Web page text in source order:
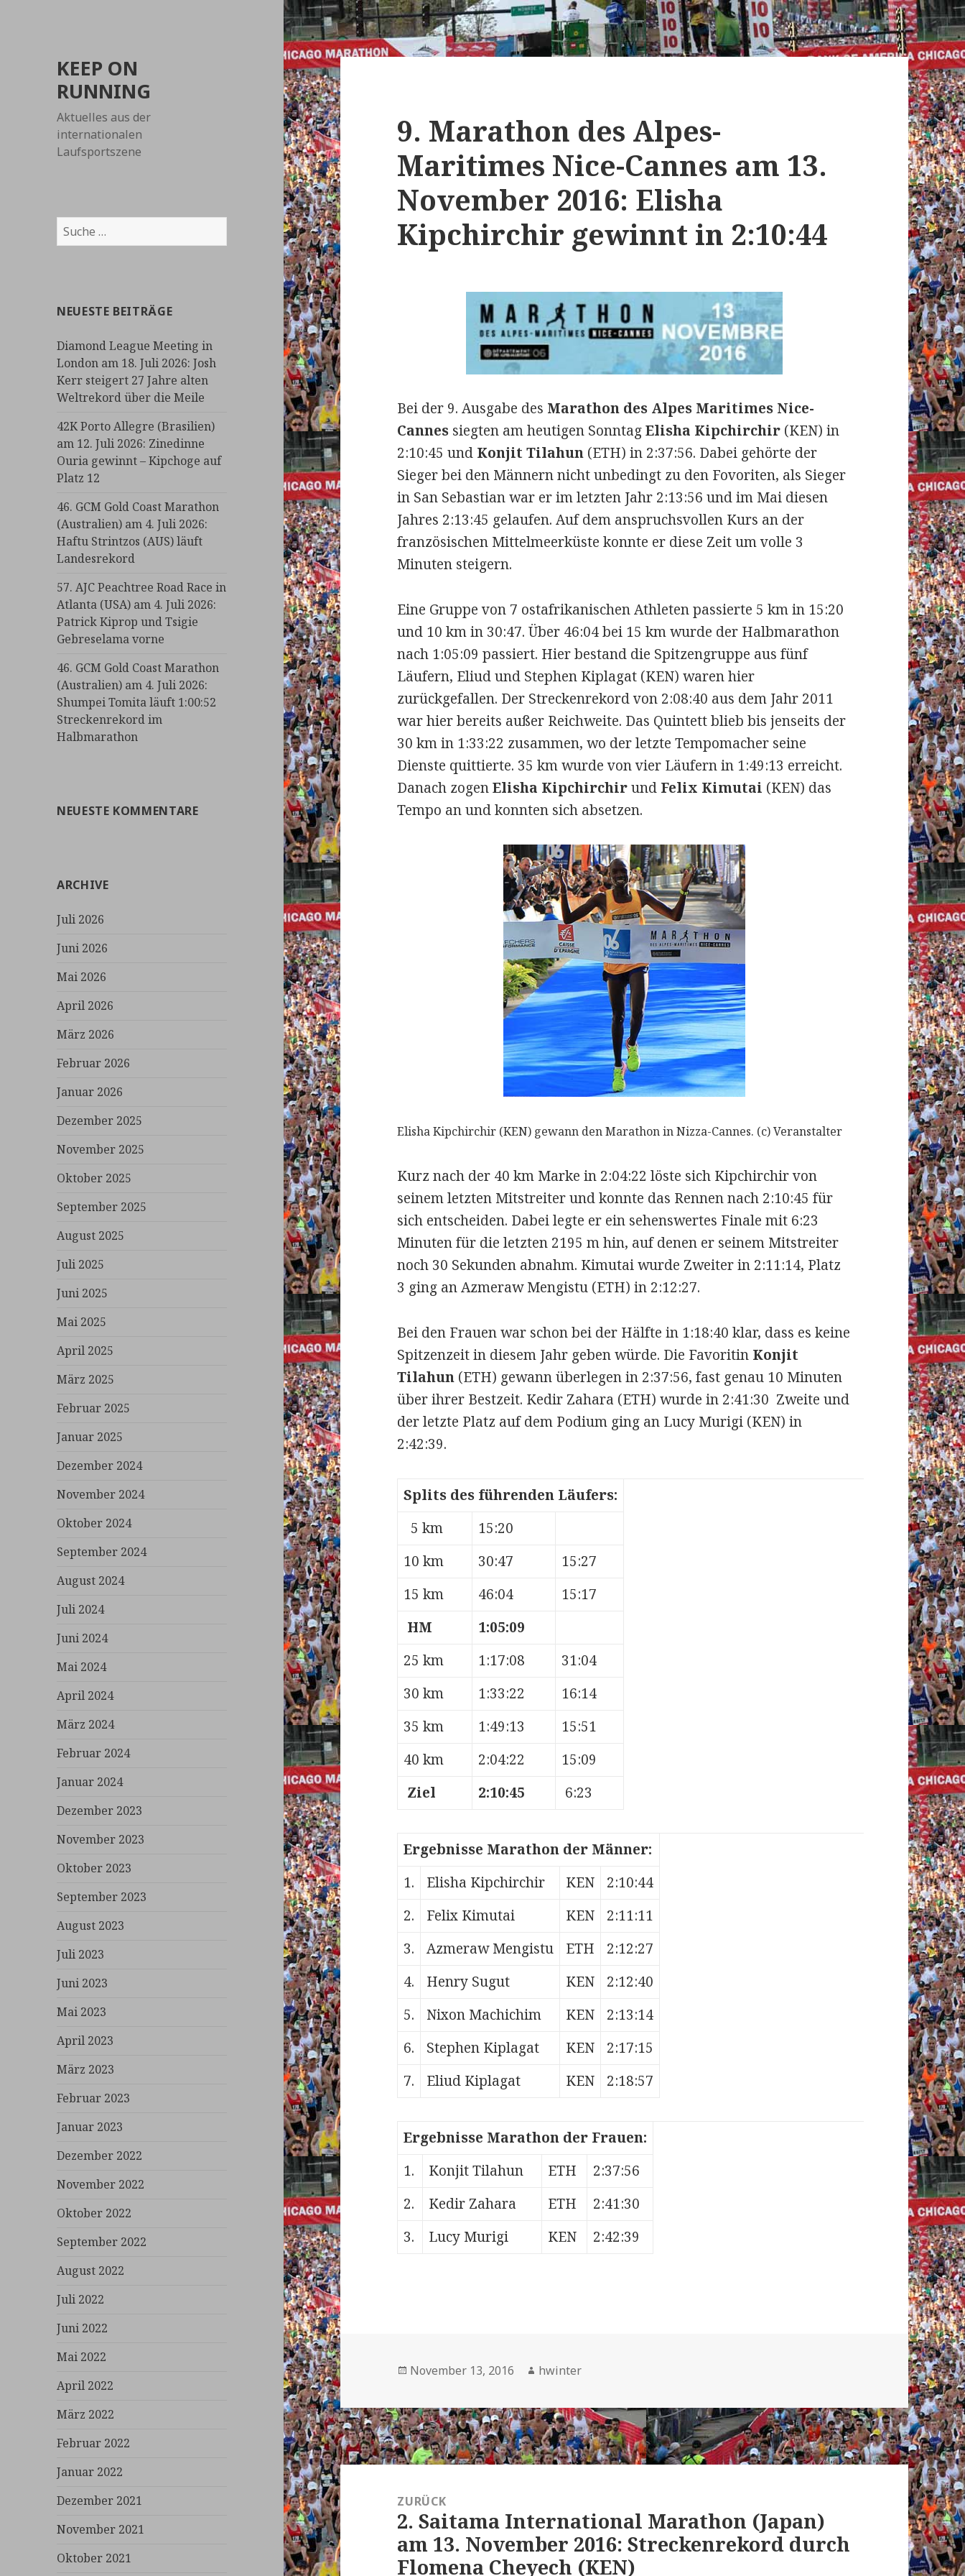
KEEP ON
RUNNING
Aktuelles aus der
internationalen
Laufsportszene
Suche
nach:
NEUESTE BEITRÄGE
Diamond League Meeting in
London am 18. Juli 2026: Josh
Kerr steigert 27 Jahre alten
Weltrekord über die Meile
42K Porto Allegre (Brasilien)
am 12. Juli 2026: Zinedinne
Ouria gewinnt – Kipchoge auf
Platz 12
46. GCM Gold Coast Marathon
(Australien) am 4. Juli 2026:
Haftu Strintzos (AUS) läuft
Landesrekord
57. AJC Peachtree Road Race in
Atlanta (USA) am 4. Juli 2026:
Patrick Kiprop und Tsigie
Gebreselama vorne
46. GCM Gold Coast Marathon
(Australien) am 4. Juli 2026:
Shumpei Tomita läuft 1:00:52
Streckenrekord im
Halbmarathon
NEUESTE KOMMENTARE
ARCHIVE
Juli 2026
Juni 2026
Mai 2026
April 2026
März 2026
Februar 2026
Januar 2026
Dezember 2025
November 2025
Oktober 2025
September 2025
August 2025
Juli 2025
Juni 2025
Mai 2025
April 2025
März 2025
Februar 2025
Januar 2025
Dezember 2024
November 2024
Oktober 2024
September 2024
August 2024
Juli 2024
Juni 2024
Mai 2024
April 2024
März 2024
Februar 2024
Januar 2024
Dezember 2023
November 2023
Oktober 2023
September 2023
August 2023
Juli 2023
Juni 2023
Mai 2023
April 2023
März 2023
Februar 2023
Januar 2023
Dezember 2022
November 2022
Oktober 2022
September 2022
August 2022
Juli 2022
Juni 2022
Mai 2022
April 2022
März 2022
Februar 2022
Januar 2022
Dezember 2021
November 2021
Oktober 2021
9. Marathon des Alpes-
Maritimes Nice-Cannes am 13.
November 2016: Elisha
Kipchirchir gewinnt in 2:10:44
Bei der 9. Ausgabe des Marathon des Alpes Maritimes Nice-
Cannes siegten am heutigen SonntagElisha Kipchirchir (KEN) in
2:10:45 und Konjit Tilahun (ETH) in 2:37:56. Dabei gehörte der
Sieger bei den Männern nicht unbedingt zu den Fovoriten, als Sieger
in San Sebastian war er im letzten Jahr 2:13:56 und im Mai diesen
Jahres 2:13:45 gelaufen. Auf dem anspruchsvollen Kurs an der
französischen Mittelmeerküste konnte er diese Zeit um volle 3
Minuten steigern.
Eine Gruppe von 7 ostafrikanischen Athleten passierte 5 km in 15:20
und 10 km in 30:47. Über 46:04 bei 15 km wurde der Halbmarathon
nach 1:05:09 passiert. Hier bestand die Spitzengruppe aus fünf
Läufern, Eliud und Stephen Kiplagat (KEN) waren hier
zurückgefallen. Der Streckenrekord von 2:08:40 aus dem Jahr 2011
war hier bereits außer Reichweite. Das Quintett blieb bis jenseits der
30 km in 1:33:22 zusammen, wo der letzte Tempomacher seine
Dienste quittierte. 35 km wurde von vier Läufern in 1:49:13 erreicht.
Danach zogenElisha Kipchirchirund Felix Kimutai (KEN) das
Tempo an und konnten sich absetzen.
Elisha Kipchirchir (KEN) gewann den Marathon in Nizza-Cannes. (c) Veranstalter
Kurz nach der 40 km Marke in 2:04:22 löste sich Kipchirchir von
seinem letzten Mitstreiter und konnte das Rennen nach 2:10:45 für
sich entscheiden. Dabei legte er ein sehenswertes Finale mit 6:23
Minuten für die letzten 2195 m hin, auf denen er seinem Mitstreiter
noch 30 Sekunden abnahm. Kimutai wurde Zweiter in 2:11:14, Platz
3 ging an Azmeraw Mengistu (ETH) in 2:12:27.
Bei den Frauen war schon bei der Hälfte in 1:18:40 klar, dass es keine
Spitzenzeit in diesem Jahr geben würde. Die Favoritin Konjit
Tilahun (ETH) gewann überlegen in 2:37:56, fast genau 10 Minuten
über ihrer Bestzeit. Kedir Zahara (ETH) wurde in 2:41:30 Zweite und
der letzte Platz auf dem Podium ging an Lucy Murigi (KEN) in
2:42:39.
Splits des führenden Läufers:
5 km
15:20
10 km
30:47
15:27
15 km
46:04
15:17
HM
1:05:09
25 km
1:17:08
31:04
30 km
1:33:22
16:14
35 km
1:49:13
15:51
40 km
2:04:22
15:09
Ziel
2:10:45 6:23
Ergebnisse Marathon der Männer:
1.
Elisha Kipchirchir KEN
2:10:44
2.
Felix Kimutai KEN
2:11:11
3.
Azmeraw Mengistu ETH
2:12:27
4.
Henry Sugut KEN
2:12:40
5.
Nixon Machichim KEN
2:13:14
6.
Stephen Kiplagat KEN
2:17:15
7.
Eliud Kiplagat KEN 2:18:57
Ergebnisse Marathon der Frauen:
1.
Konjit Tilahun ETH
2:37:56
2.
Kedir Zahara ETH
2:41:30
3.
Lucy Murigi KEN 2:42:39
Veröffentlicht
November 13, 2016 Autor
hwinter
Beitrags-
NavigationZURÜCK
Vorheriger
Beitrag:
2. Saitama International Marathon (Japan)
am 13. November 2016: Streckenrekord durch
Flomena Cheyech (KEN)